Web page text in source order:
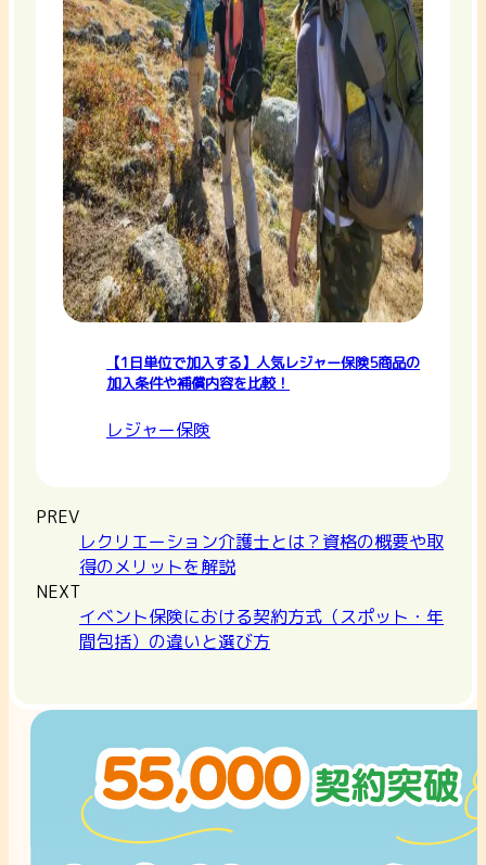
【1日単位で加入する】人気レジャー保険5商品の
加入条件や補償内容を比較！
レジャー保険
PREV
レクリエーション介護士とは？資格の概要や取
得のメリットを解説
NEXT
イベント保険における契約方式（スポット・年
間包括）の違いと選び方